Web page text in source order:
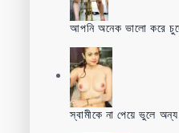
আপনি অনেক ভালো করে
স্বামীকে না পেয়ে ভুলে